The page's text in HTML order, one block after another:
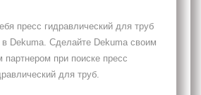
пресс гидравлический для труб
Dekuma. Сделайте Dekuma своим
при поиске пресс
для труб.